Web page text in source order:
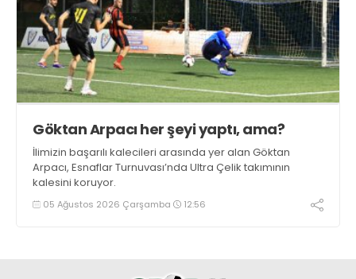
Göktan Arpacı her şeyi yaptı, ama?
İlimizin başarılı kalecileri arasında yer alan Göktan
Arpacı, Esnaflar Turnuvası’nda Ultra Çelik takımının
kalesini koruyor.
05 Ağustos 2026 Çarşamba 12:56